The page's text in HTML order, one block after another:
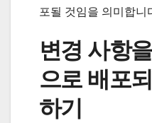
포될 것임을 의미합니
변경 사항
으로 배포
하기